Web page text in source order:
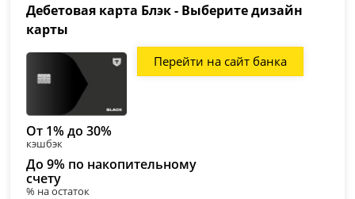
заполните заявку на официальном сайте банка. Список
карт:Блэк - Выберите дизайн карты
с повышенным кэшбэком
бесплатно,Премиальная дебетовая карта Блэк Премиум
Дебетовая аромакарта Black.
Дебетовая карта Блэк - Выберите дизайн
карты
Перейти на сайт банка
От 1% до 30%
кэшбэк
До 9% по накопительному
счету
% на остаток